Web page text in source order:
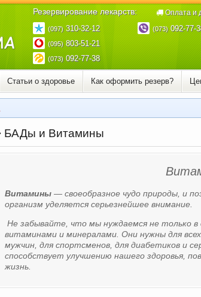
Резервирование лекарств:
(097)310-32-12
(095)803-51-21
(073)092-77-38
(073)092-77-
Оплата и
Статьи о здоровье Как оформить резерв?
БАДы и Витамины
Витамины — своеобразное чудо природы, и
организм уделяется серьезнейшее внимание.
Не забывайте, что мы нуждаемся не только
витаминами и минералами. Они нужны для
мужчин, для спортсменов, для диабетиков и
способствует улучшению нашего здоровья,
жизнь.